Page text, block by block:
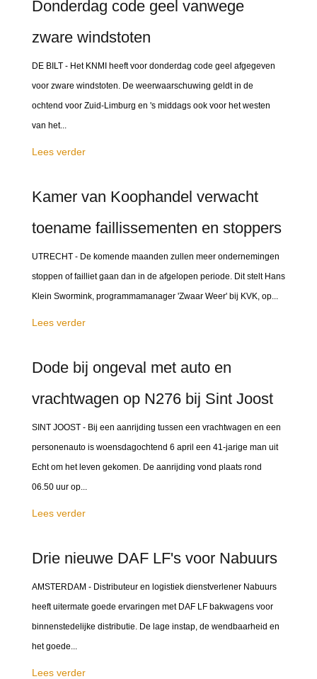
Donderdag code geel vanwege
zware windstoten
DE BILT - Het KNMI heeft voor donderdag code geel afgegeven
voor zware windstoten. De weerwaarschuwing geldt in de
ochtend voor Zuid-Limburg en 's middags ook voor het westen
van het...
Lees verder
Kamer van Koophandel verwacht
toename faillissementen en stoppers
UTRECHT - De komende maanden zullen meer ondernemingen
stoppen of failliet gaan dan in de afgelopen periode. Dit stelt Hans
Klein Swormink, programmamanager 'Zwaar Weer' bij KVK, op...
Lees verder
Dode bij ongeval met auto en
vrachtwagen op N276 bij Sint Joost
SINT JOOST - Bij een aanrijding tussen een vrachtwagen en een
personenauto is woensdagochtend 6 april een 41-jarige man uit
Echt om het leven gekomen. De aanrijding vond plaats rond
06.50 uur op...
Lees verder
Drie nieuwe DAF LF's voor Nabuurs
AMSTERDAM - Distributeur en logistiek dienstverlener Nabuurs
heeft uitermate goede ervaringen met DAF LF bakwagens voor
binnenstedelijke distributie. De lage instap, de wendbaarheid en
het goede...
Lees verder